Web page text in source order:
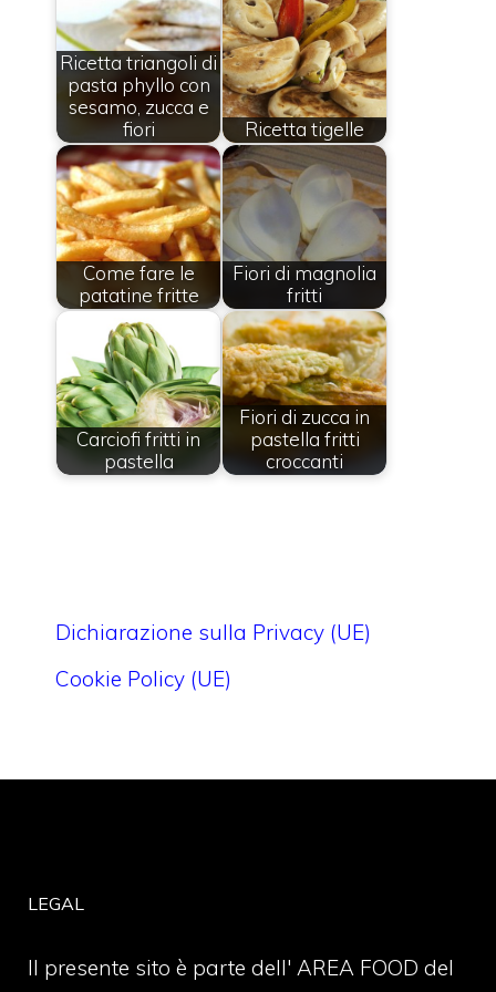
Ricetta triangoli di
pasta phyllo con
sesamo, zucca e
fiori
Ricetta tigelle
Come fare le
patatine fritte
Fiori di magnolia
fritti
Carciofi fritti in
pastella
Fiori di zucca in
pastella fritti
croccanti
Dichiarazione sulla Privacy (UE)
Cookie Policy (UE)
LEGAL
Il presente sito è parte dell' AREA FOOD del